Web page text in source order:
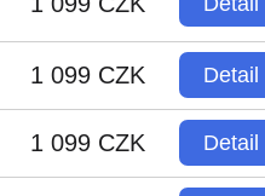
1 099 CZK Detail
1 099 CZK Detail